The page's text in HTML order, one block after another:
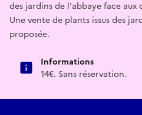
des jardins de l'abbaye face aux
Une vente de plants issus des
proposée.
Informations
14€. Sans réservation.